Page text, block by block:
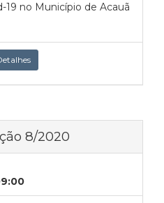
no Município de Acauã
8/2020